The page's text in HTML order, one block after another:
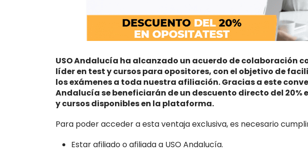
USO Andalucía ha alcanzado un acuerdo de colaboración
líder en test y cursos para opositores, con el objetivo de
los exámenes a toda nuestra afiliación. Gracias a este
Andalucía se beneficiarán de un descuento directo del 20%
y cursos disponibles en la plataforma.
Para poder acceder a esta ventaja exclusiva, es necesario
Estar afiliado o afiliada a USO Andalucía.